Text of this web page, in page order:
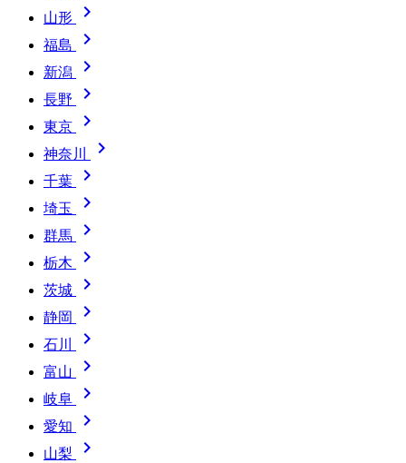
山形 
福島 
新潟 
長野 
東京 
神奈川 
千葉 
埼玉 
群馬 
栃木 
茨城 
静岡 
石川 
富山 
岐阜 
愛知 
山梨 